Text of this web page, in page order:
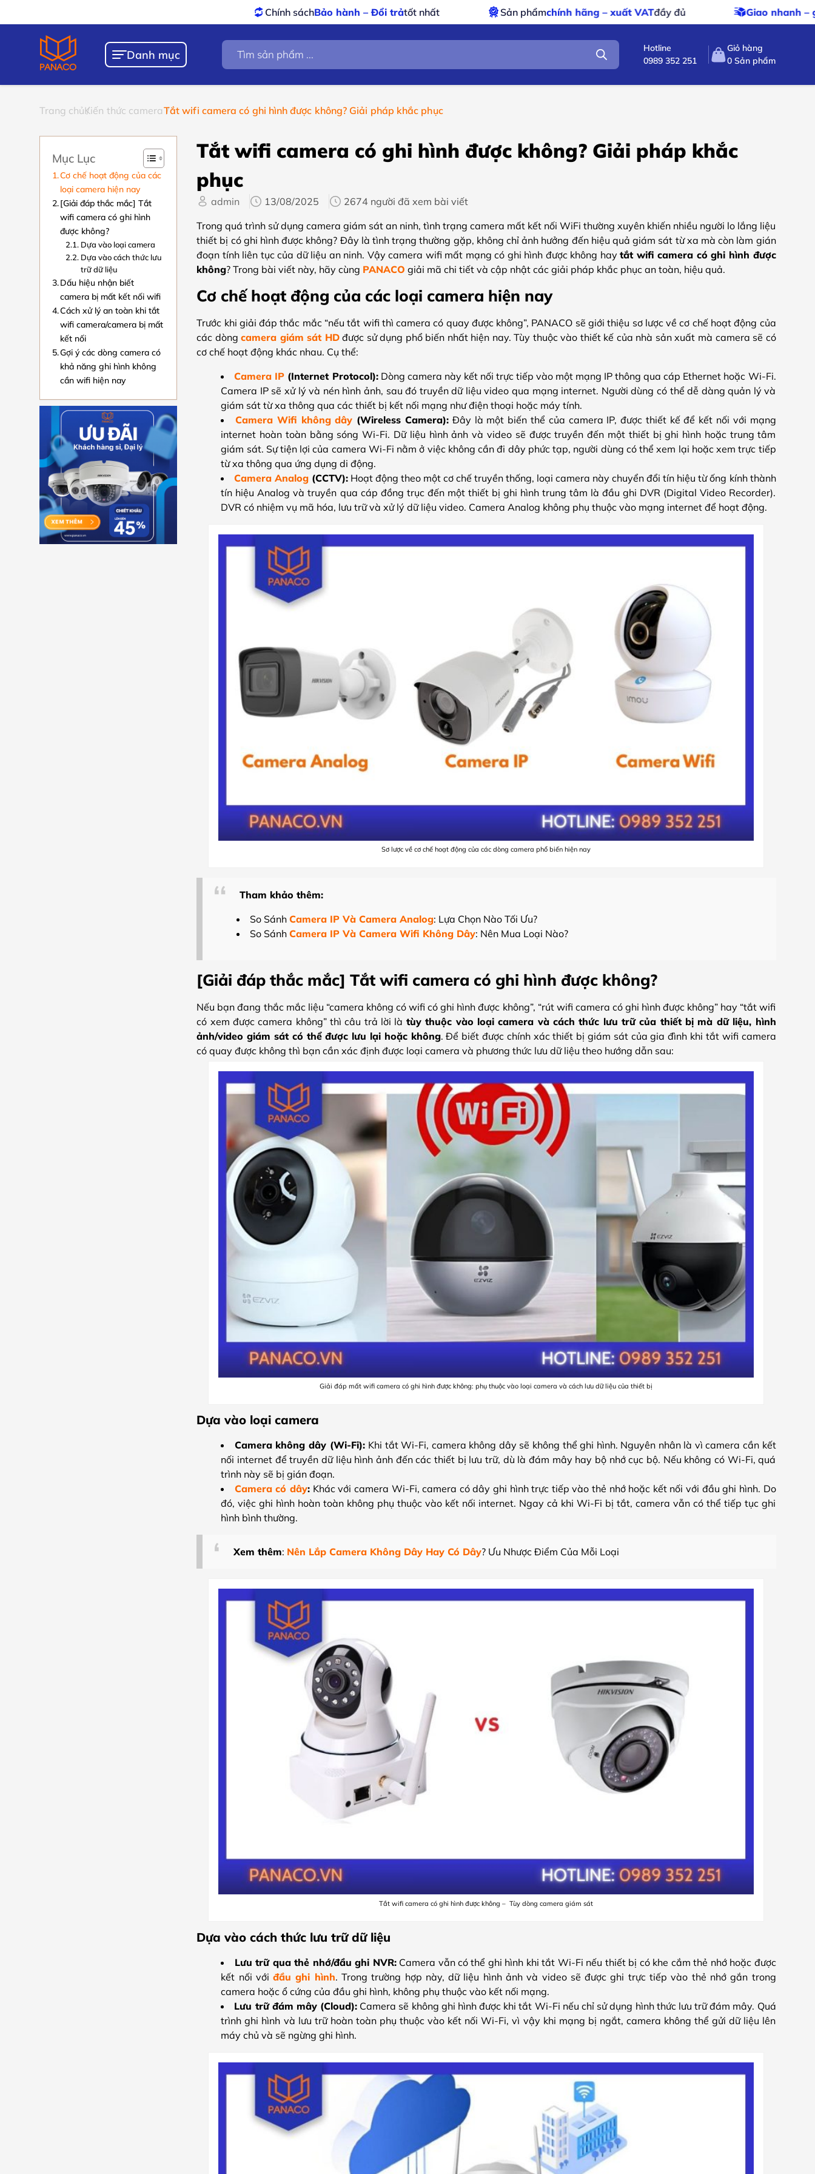
Bảo hành – Đổi trảtốt nhất Sản phẩm chính hãng – xuất VATđầy đủ Giao nhanh – giao miễn phícho
Danh mục
Tìm
kiếm
sản
Hotline
0989 352 251
Giỏ hàng
0 Sản phẩm
Trang chủKiến thức cameraTắt wifi camera có ghi hình được không? Giải pháp khắc phục
Mục Lục
Cơ chế hoạt động của các
loại camera hiện nay
[Giải đáp thắc mắc] Tắt
wifi camera có ghi hình
được không?
Dựa vào loại camera
Dựa vào cách thức lưu
trữ dữ liệu
Dấu hiệu nhận biết
camera bị mất kết nối wifi
Cách xử lý an toàn khi tắt
wifi camera/camera bị mất
kết nối
Gợi ý các dòng camera có
khả năng ghi hình không
cần wifi hiện nay
Tắt wifi camera có ghi hình được không? Giải pháp khắc
phục
admin 13/08/2025
2674 người đã xem bài viết
Trong quá trình sử dụng camera giám sát an ninh, tình trạng camera mất kết nối WiFi thường xuyên khiến nhiều người lo lắng liệu
thiết bị có ghi hình được không? Đây là tình trạng thường gặp, không chỉ ảnh hưởng đến hiệu quả giám sát từ xa mà còn làm gián
đoạn tính liên tục của dữ liệu an ninh. Vậy camera wifi mất mạng có ghi hình được không haytắt wifi camera có ghi hình được
không? Trong bài viết này, hãy cùng PANACO giải mã chi tiết và cập nhật các giải pháp khắc phục an toàn, hiệu quả.
Cơ chế hoạt động của các loại camera hiện nay
Trước khi giải đáp thắc mắc “nếu tắt wifi thì camera có quay được không”, PANACO sẽ giới thiệu sơ lược về cơ chế hoạt động của
các dòngcamera giám sát HDđược sử dụng phổ biến nhất hiện nay. Tùy thuộc vào thiết kế của nhà sản xuất mà camera sẽ có
cơ chế hoạt động khác nhau. Cụ thể:
Camera IP (Internet Protocol):Dòng camera này kết nối trực tiếp vào một mạng IP thông qua cáp Ethernet hoặc Wi-Fi.
Camera IP sẽ xử lý và nén hình ảnh, sau đó truyền dữ liệu video qua mạng internet. Người dùng có thể dễ dàng quản lý và
giám sát từ xa thông qua các thiết bị kết nối mạng như điện thoại hoặc máy tính.
Camera Wifi không dây (Wireless Camera): Đây là một biến thể của camera IP, được thiết kế để kết nối với mạng
internet hoàn toàn bằng sóng Wi-Fi. Dữ liệu hình ảnh và video sẽ được truyền đến một thiết bị ghi hình hoặc trung tâm
giám sát. Sự tiện lợi của camera Wi-Fi nằm ở việc không cần đi dây phức tạp, người dùng có thể xem lại hoặc xem trực tiếp
từ xa thông qua ứng dụng di động.
Camera Analog (CCTV): Hoạt động theo một cơ chế truyền thống, loại camera này chuyển đổi tín hiệu từ ống kính thành
tín hiệu Analog và truyền qua cáp đồng trục đến một thiết bị ghi hình trung tâm là đầu ghi DVR (Digital Video Recorder).
DVR có nhiệm vụ mã hóa, lưu trữ và xử lý dữ liệu video. Camera Analog không phụ thuộc vào mạng internet để hoạt động.
Sơ lược về cơ chế hoạt động của các dòng camera phổ biến hiện nay
Tham khảo thêm:
So SánhCamera IP Và Camera Analog: Lựa Chọn Nào Tối Ưu?
So SánhCamera IP Và Camera Wifi Không Dây: Nên Mua Loại Nào?
[Giải đáp thắc mắc] Tắt wifi camera có ghi hình được không?
Nếu bạn đang thắc mắc liệu “camera không có wifi có ghi hình được không”, “rút wifi camera có ghi hình được không” hay “tắt wifi
có xem được camera không” thì câu trả lời là tùy thuộc vào loại camera và cách thức lưu trữ của thiết bị mà dữ liệu, hình
ảnh/video giám sát có thể được lưu lại hoặc không. Để biết được chính xác thiết bị giám sát của gia đình khi tắt wifi camera
có quay được không thì bạn cần xác định được loại camera và phương thức lưu dữ liệu theo hướng dẫn sau:
Giải đáp mất wifi camera có ghi hình được không: phụ thuộc vào loại camera và cách lưu dữ liệu của thiết bị
Dựa vào loại camera
Camera không dây (Wi-Fi): Khi tắt Wi-Fi, camera không dây sẽ không thể ghi hình. Nguyên nhân là vì camera cần kết
nối internet để truyền dữ liệu hình ảnh đến các thiết bị lưu trữ, dù là đám mây hay bộ nhớ cục bộ. Nếu không có Wi-Fi, quá
trình này sẽ bị gián đoạn.
Camera có dây: Khác với camera Wi-Fi, camera có dây ghi hình trực tiếp vào thẻ nhớ hoặc kết nối với đầu ghi hình. Do
đó, việc ghi hình hoàn toàn không phụ thuộc vào kết nối internet. Ngay cả khi Wi-Fi bị tắt, camera vẫn có thể tiếp tục ghi
hình bình thường.
Xem thêm: Nên Lắp Camera Không Dây Hay Có Dây? Ưu Nhược Điểm Của Mỗi Loại
Tắt wifi camera có ghi hình được không – Tùy dòng camera giám sát
Dựa vào cách thức lưu trữ dữ liệu
Lưu trữ qua thẻ nhớ/đầu ghi NVR:Camera vẫn có thể ghi hình khi tắt Wi-Fi nếu thiết bị có khe cắm thẻ nhớ hoặc được
kết nối vớiđầu ghi hình. Trong trường hợp này, dữ liệu hình ảnh và video sẽ được ghi trực tiếp vào thẻ nhớ gắn trong
camera hoặc ổ cứng của đầu ghi hình, không phụ thuộc vào kết nối mạng.
Lưu trữ đám mây (Cloud): Camera sẽ không ghi hình được khi tắt Wi-Fi nếu chỉ sử dụng hình thức lưu trữ đám mây. Quá
trình ghi hình và lưu trữ hoàn toàn phụ thuộc vào kết nối Wi-Fi, vì vậy khi mạng bị ngắt, camera không thể gửi dữ liệu lên
máy chủ và sẽ ngừng ghi hình.